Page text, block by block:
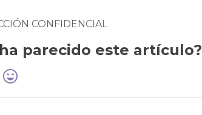
CONFIDENCIAL
parecido este artículo?